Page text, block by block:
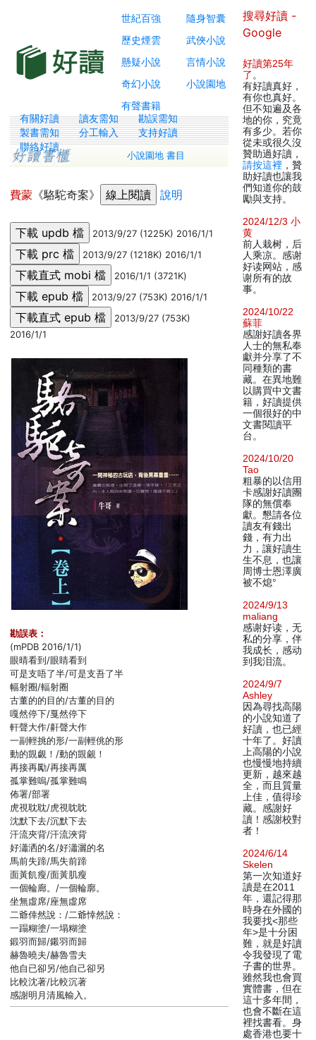
世紀百強
隨身智囊
歷史煙雲
武俠小說
懸疑小說
言情小說
奇幻小說
小說園地
有聲書籍
有關好讀 讀友需知
勘誤需知
製書需知
分工輸入
支持好讀
聯絡好讀
小說園地 書目
費蒙 《駱駝奇案》 說明
2013/9/27 (1225K) 2016/1/1
2013/9/27 (1218K) 2016/1/1
2016/1/1 (3721K)
2013/9/27 (753K) 2016/1/1
2013/9/27 (753K)
2016/1/1
勘誤表：
(mPDB 2016/1/1)
眼晴看到/眼睛看到
可是支唔了半/可是支吾了半
幅射圈/輻射圈
古董的的目的/古董的目的
嘎然停下/戛然停下
軒聲大作/鼾聲大作
一副輕挑的形/一副輕佻的形
動的覬覷！/動的覬覦！
再接再勵/再接再厲
孤掌難嗚/孤掌難鳴
佈署/部署
虎視耽耽/虎視眈眈
沈默下去/沉默下去
汗流夾背/汗流浹背
好瀟洒的名/好瀟灑的名
馬前失蹄/馬失前蹄
面黃飢瘦/面黃肌瘦
一個輪廊。/一個輪廓。
坐無虛席/座無虛席
二爺倖然說：/二爺悻然說：
一蹋糊塗/一塌糊塗
鍛羽而歸/鎩羽而歸
赫魯曉夫/赫魯雪夫
他自已卻另/他自己卻另
比較沈著/比較沉著
感謝明月清風輸入。
搜尋好讀 -
Google
好讀第25年
了 。
有好讀真好，
有你也真好。
但不知遍及各
地的你，究竟
有多少。若你
從未或很久沒
贊助過好讀，
請按這裡 ，贊
助好讀也讓我
們知道你的鼓
勵與支持。
2024/12/3 小
黄
前人栽树，后
人乘凉。感谢
好读网站，感
谢所有的故
事。
2024/10/22
蘇菲
感謝好讀各界
人士的無私奉
獻并分享了不
同種類的書
藏。在異地難
以購買中文書
籍，好讀提供
一個很好的中
文書閱讀平
台。
2024/10/20
Tao
粗暴的以信用
卡感謝好讀團
隊的無償奉
獻。懇請各位
讀友有錢出
錢，有力出
力，讓好讀生
生不息，也讓
周博士恩澤廣
被不熄°
2024/9/13
maliang
感谢好读，无
私的分享，伴
我成长，感动
到我泪流。
2024/9/7
Ashley
因為尋找高陽
的小說知道了
好讀，也已經
十年了。好讀
上高陽的小說
也慢慢地持續
更新，越來越
全，而且質量
上佳，值得珍
藏。感謝好
讀！感謝校對
者！
2024/6/14
Skelen
第一次知道好
讀是在2011
年，還記得那
時身在外國的
我要找<那些
年>是十分困
難，就是好讀
令我發現了電
子書的世界。
雖然我也會買
實體書，但在
這十多年間，
也會不斷在這
裡找書看。身
處香港也要十